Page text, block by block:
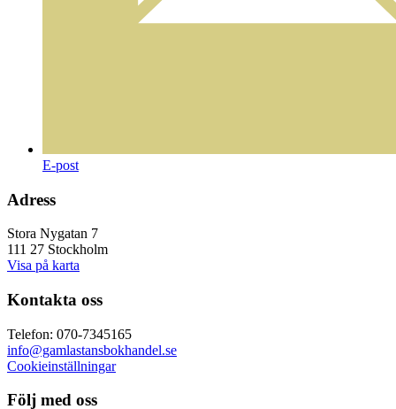
E-post
Adress
Stora Nygatan 7
111 27 Stockholm
Visa på karta
Kontakta oss
Telefon: 070-7345165
info@gamlastansbokhandel.se
Cookieinställningar
Följ med oss